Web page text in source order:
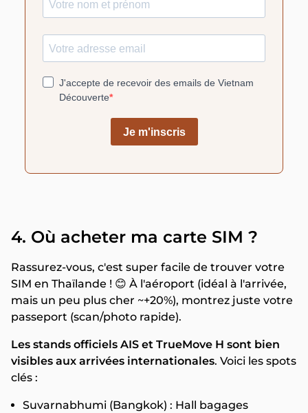
4. Où acheter ma carte SIM ?
Rassurez-vous, c'est super facile de trouver votre
SIM en Thaïlande ! 😊 À l'aéroport (idéal à l'arrivée,
mais un peu plus cher ~+20%), montrez juste votre
passeport (scan/photo rapide).
Les stands officiels AIS et TrueMove H sont bien
visibles aux arrivées internationales. Voici les spots
clés :
Suvarnabhumi (Bangkok) : Hall bagages